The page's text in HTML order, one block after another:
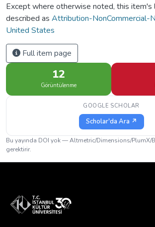
Except where otherwise noted, this item's
described as Attribution-NonCommercial-
United States
Full item page
12
Görüntülenme
GOOGLE SCHOLAR
Scholar'da Ara ↗
Bu yayında DOI yok — Altmetric/Dimensions/PlumX/
gerektirir.